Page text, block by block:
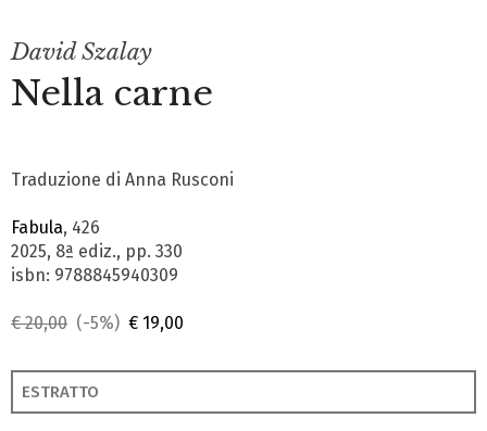
David Szalay
Nella carne
Traduzione di Anna Rusconi
Fabula, 426
2025, 8ª ediz., pp. 330
isbn: 9788845940309
€ 20,00 (-5%) € 19,00
ESTRATTO